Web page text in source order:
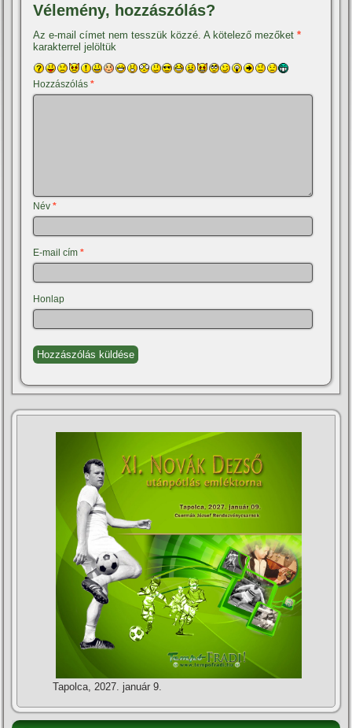
Vélemény, hozzászólás?
Az e-mail címet nem tesszük közzé. A kötelező mezőket*
karakterrel jelöltük
Hozzászólás*
Név*
E-mail cím*
Honlap
Tapolca, 2027. január 9.